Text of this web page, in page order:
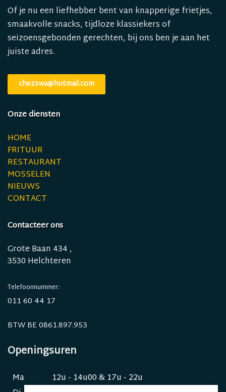
Of je nu een liefhebber bent van knapperige frietjes,
smaakvolle snacks, tijdloze klassiekers of
seizoensgebonden gerechten, bij ons ben je aan het
juiste adres.
chezswa@hotmail.com
Onze diensten
HOME
FRITUUR
RESTAURANT
MOSSELEN
NIEUWS
CONTACT
Contacteer ons
Grote Baan 434 ,
3530 Helchteren
Telefoonnummer:
011 60 44 17
BTW BE 0861.897.953
Openingsuren
Ma
12u - 14u00 & 17u - 22u